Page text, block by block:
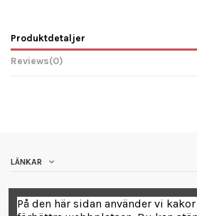
Produktdetaljer
Reviews(0)
LÄNKAR
På den här sidan använder vi